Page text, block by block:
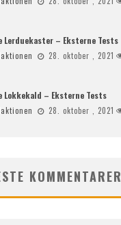
Lerduekaster – Eksterne Tests
28. oktober , 2021
Lokkekald – Eksterne Tests
28. oktober , 2021
KOMMENTARER